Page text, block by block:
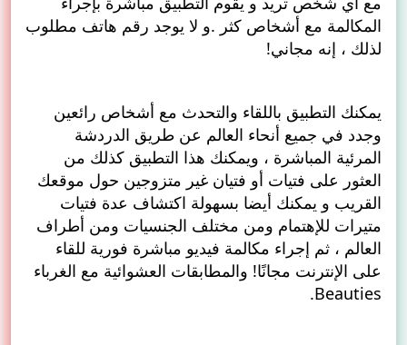
المكالمة مع أشخاص كثر .و لا يوجد رقم هاتف مطلوب
لذلك ، إنه مجاني!
يمكنك التطبيق باللقاء والتحدث مع أشخاص رائعين
وجدد في جميع أنحاء العالم عن طريق الدردشة
المرئية المباشرة ، ويمكنك هذا التطبيق كذلك من
العثور على فتيات أو فتيان غير متزوجين حول موقعك
القريب و يمكنك أيضا بسهولة اكتشاف عدة فتيات
متيرات للإهتمام ومن مختلف الجنسيات ومن أطراف
العالم ، ثم إجراء مكالمة فيديو مباشرة فورية للقاء
على الإنترنت مجانًا! والمطابقات العشوائية مع الغرباء
Beauties.